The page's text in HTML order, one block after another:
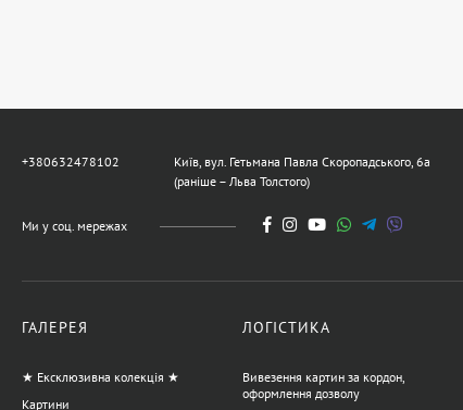
359,600 UAH
Картина Гола, художник
+380632478102
Київ, вул. Гетьмана Павла Скоропадського, 6а
(раніше – Льва Толстого)
Ми у соц. мережах
ГАЛЕРЕЯ
★ Ексклюзивна колекція ★
Картини
ЛОГІСТИКА
Вивезення картин за кордон,
оформлення дозволу